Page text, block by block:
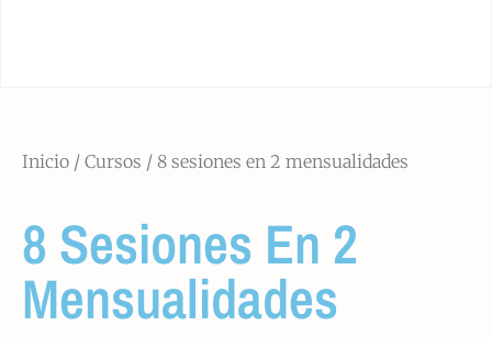
Inicio / Cursos / 8 sesiones en 2 mensualidades
8 Sesiones En 2
Mensualidades